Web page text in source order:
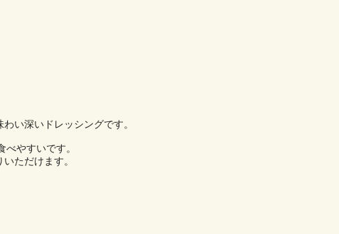
い深いドレッシングです。
やすいです。
ただけます。